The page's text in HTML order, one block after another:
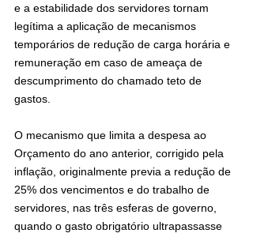
e a estabilidade dos servidores tornam
legítima a aplicação de mecanismos
temporários de redução de carga horária e
remuneração em caso de ameaça de
descumprimento do chamado teto de
gastos.
O mecanismo que limita a despesa ao
Orçamento do ano anterior, corrigido pela
inflação, originalmente previa a redução de
25% dos vencimentos e do trabalho de
servidores, nas três esferas de governo,
quando o gasto obrigatório ultrapassasse